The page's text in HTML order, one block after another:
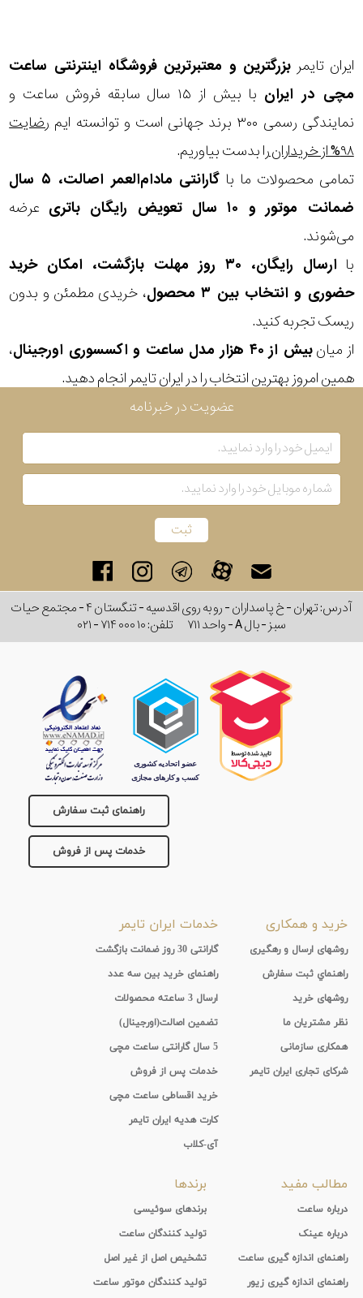
ایران تایمر بزرگترین و معتبرترین فروشگاه اینترنتی ساعت
مچی در ایران
با بیش از ۱۵ سال سابقه فروش ساعت و
نمایندگی رسمی ۳۰۰ برند جهانی است و توانسته ایم
رضایت
۹۸% از خریداران
را بدست بیاوریم.
تمامی محصولات ما با
گارانتی مادام‌العمر اصالت، ۵ سال
ضمانت موتور و ۱۰ سال تعویض رایگان باتری
عرضه
می‌شوند.
با
ارسال رایگان، ۳۰ روز مهلت بازگشت، امکان خرید
حضوری و انتخاب بین ۳ محصول
، خریدی مطمئن و بدون
ریسک تجربه کنید.
از میانبیش از ۴۰ هزار مدل ساعت و اکسسوری اورجینال
،
همین امروز بهترین انتخاب را در ایران تایمر انجام دهید.
عضویت در خبرنامه
آدرس: تهران - خ پاسداران - رو به روی اقدسیه - تنگستان ۴ - مجتمع حیات
سبز - بال A - واحد ۷۱۱
تلفن:۰۲۱ - ۷۱۴ ۰۰۰ ۱۰
راهنمای ثبت سفارش
خدمات پس از فروش
خرید و همکاری
روشهای ارسال و رهگیری
راهنماي ثبت سفارش
روشهای خرید
نظر مشتریان ما
همکاری سازمانی
شرکای تجاری ایران تایمر
خدمات ایران تایمر
گارانتی 30 روز ضمانت بازگشت
راهنمای خرید بین سه عدد
ارسال 3 ساعته محصولات
تضمین اصالت(اورجینال)
5 سال گارانتی ساعت مچی
خدمات پس از فروش
خرید اقساطی ساعت مچی
کارت هدیه ایران تایمر
آی-کلاب
مطالب مفید
درباره ساعت
درباره عینک
راهنمای اندازه گیری ساعت
راهنمای اندازه گیری زیور
برندها
برندهای سوئیسی
تولید کنندگان ساعت
تشخیص اصل از غیر اصل
تولید کنندگان موتور ساعت